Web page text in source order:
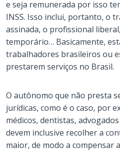
e seja remunerada por isso
INSS. Isso inclui, portanto, o
assinada, o profissional
temporário… Basicamente,
trabalhadores brasileiros ou
prestarem serviços no Brasil.
O autônomo que não presta
jurídicas, como é o caso, por
médicos, dentistas,
devem inclusive recolher a
maior, de modo a compensar